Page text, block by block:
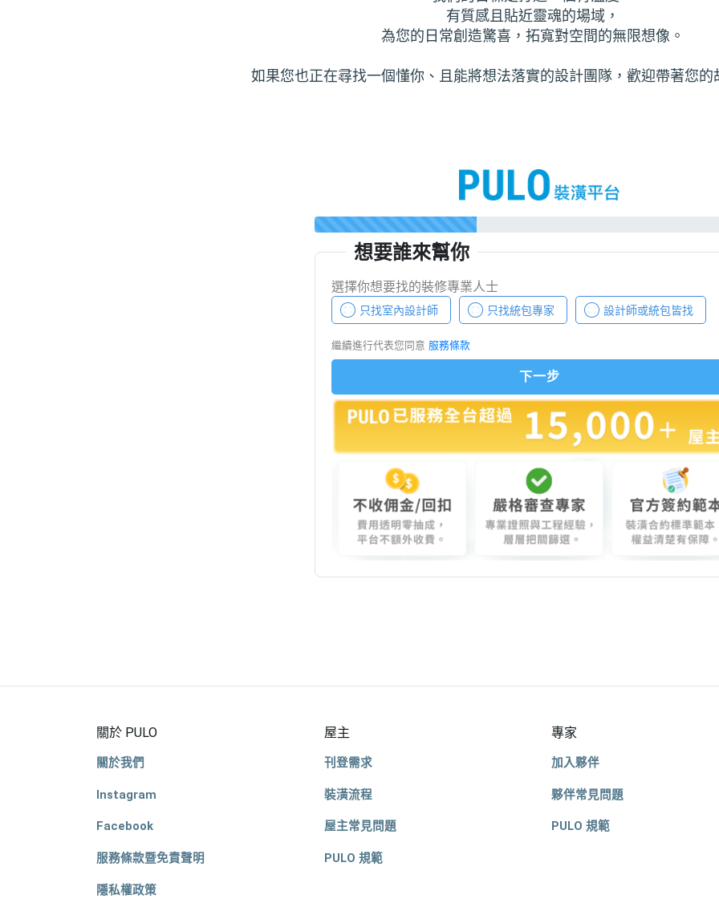
有質感且貼近靈魂的場域，
為您的日常創造驚喜，拓寬對空間的無限想像。
如果您也正在尋找一個懂你、且能將想法落實的設計團隊，歡迎帶著您的
關於 PULO
關於我們
Instagram
Facebook
服務條款暨免責聲明
隱私權政策
屋主
刊登需求
裝潢流程
屋主常見問題
PULO 規範
專家
加入夥伴
夥伴常見問題
PULO 規範